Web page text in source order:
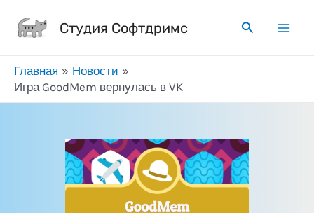
Студия Софтдримс Поиск
Главная
Новости
Игра GoodMem вернулась в VK